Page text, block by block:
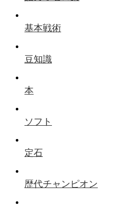
基本戦術
豆知識
本
ソフト
定石
歴代チャンピオン